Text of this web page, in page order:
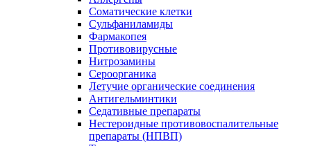
Соматические клетки
Сульфаниламиды
Фармакопея
Противовирусные
Нитрозамины
Сероорганика
Летучие органические соединения
Антигельминтики
Седативные препараты
Нестероидные противовоспалительные
препараты (НПВП)